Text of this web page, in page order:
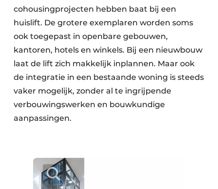
cohousingprojecten hebben baat bij een
huislift. De grotere exemplaren worden soms
ook toegepast in openbare gebouwen,
kantoren, hotels en winkels. Bij een nieuwbouw
laat de lift zich makkelijk inplannen. Maar ook
de integratie in een bestaande woning is steeds
vaker mogelijk, zonder al te ingrijpende
verbouwingswerken en bouwkundige
aanpassingen.